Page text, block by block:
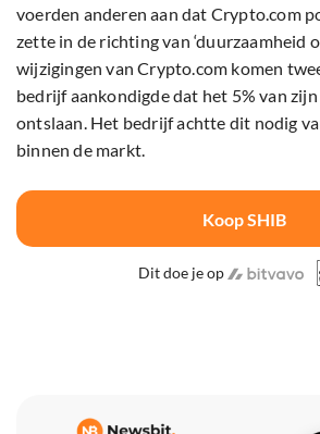
voerden anderen aan dat Crypto.com
zette in de richting van ‘duurzaamheid
wijzigingen van Crypto.com komen
bedrijf aankondigde dat het 5% van
ontslaan. Het bedrijf achtte dit nodig
binnen de markt.
Koop SHIB
Dit doe je op